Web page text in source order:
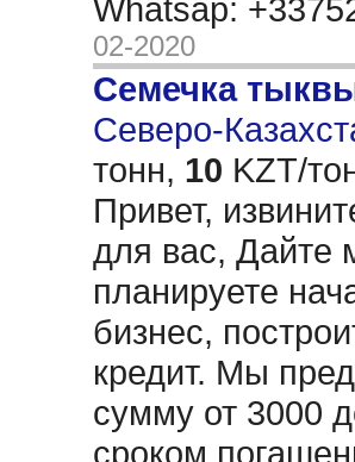
Whatsap:
02-2020
Семечка
Северо-
тонн, 10 KZT/
Привет,
для вас, Дайте
планируете
бизнес,
кредит. Мы
сумму от 3000
сроком